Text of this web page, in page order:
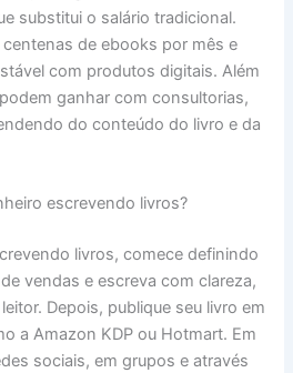
substitui o salário tradicional.
de ebooks por mês e
com produtos digitais. Além
ganhar com consultorias,
do conteúdo do livro e da
escrevendo livros?
livros, comece definindo
vendas e escreva com clareza,
Depois, publique seu livro em
a Amazon KDP ou Hotmart. Em
sociais, em grupos e através